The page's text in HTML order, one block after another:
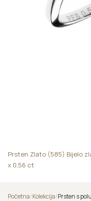
Prsten Zlato (585) Bijelo
x 0,56 ct
Početna/Kolekcija/